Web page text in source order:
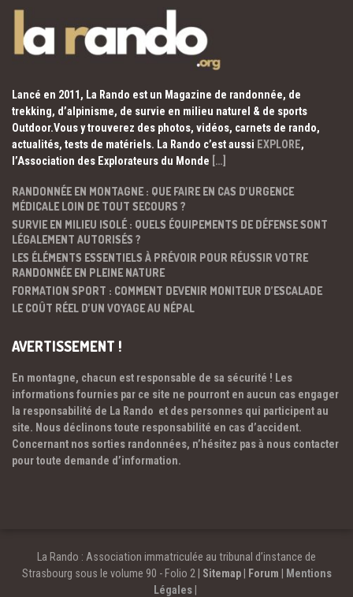
Lancé en 2011, La Rando est un Magazine de randonnée, de
trekking, d’alpinisme, de survie en milieu naturel & de sports
Outdoor.Vous y trouverez des photos, vidéos, carnets de rando,
actualités, tests de matériels. La Rando c’est aussi EXPLORE,
l’Association des Explorateurs du Monde […]
RANDONNÉE EN MONTAGNE : QUE FAIRE EN CAS D’URGENCE
MÉDICALE LOIN DE TOUT SECOURS ?
SURVIE EN MILIEU ISOLÉ : QUELS ÉQUIPEMENTS DE DÉFENSE SONT
LÉGALEMENT AUTORISÉS ?
LES ÉLÉMENTS ESSENTIELS À PRÉVOIR POUR RÉUSSIR VOTRE
RANDONNÉE EN PLEINE NATURE
FORMATION SPORT : COMMENT DEVENIR MONITEUR D’ESCALADE
LE COÛT RÉEL D’UN VOYAGE AU NÉPAL
AVERTISSEMENT !
En montagne, chacun est responsable de sa sécurité ! Les
informations fournies par ce site ne pourront en aucun cas engager
la responsabilité de La Rando et des personnes qui participent au
site. Nous déclinons toute responsabilité en cas d’accident.
Concernant nos sorties randonnées, n’hésitez pas à nous contacter
pour toute demande d’information.
La Rando : Association immatriculée au tribunal d’instance de
Strasbourg sous le volume 90 - Folio 2 | Sitemap| Forum
Mentions
Légales